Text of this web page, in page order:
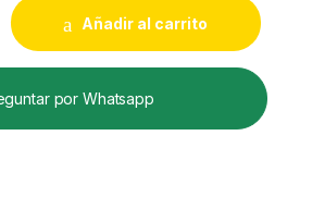
Compatible Nuevo Xerox 106r01634
Añadir al carrito
por Whatsapp